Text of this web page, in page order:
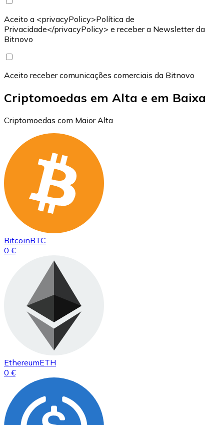
Aceito a <privacyPolicy>Política de
Privacidade</privacyPolicy> e receber a Newsletter da
Bitnovo
Aceito receber comunicações comerciais da Bitnovo
Criptomoedas em Alta e em Baixa
Criptomoedas com Maior Alta
BitcoinBTC
0 €
EthereumETH
0 €